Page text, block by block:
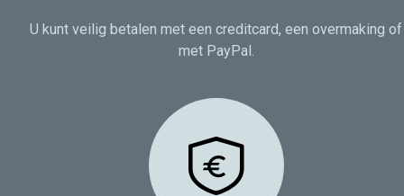
U kunt veilig betalen met een creditcard, een overmaking of
met PayPal.